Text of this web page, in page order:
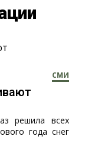
СМИ
решила всех
года снег